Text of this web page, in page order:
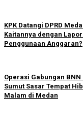
KPK Datangi DPRD
Kaitannya dengan
Penggunaan Anggaran?
Operasi Gabungan BNN
Sumut Sasar Tempat
Malam di Medan